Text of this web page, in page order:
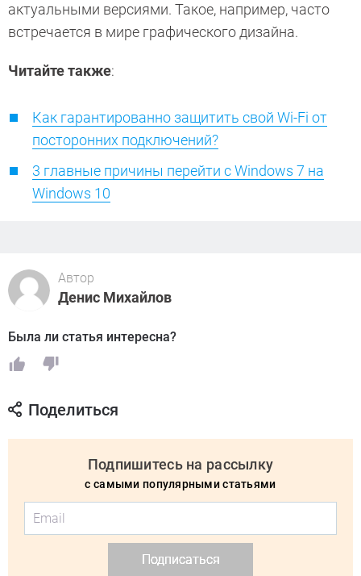
актуальными версиями. Такое, например, часто
встречается в мире графического дизайна.
Читайте также:
Как гарантированно защитить свой Wi-Fi от
посторонних подключений?
3 главные причины перейти с Windows 7 на
Windows 10
Автор
Денис Михайлов
Была ли статья интересна?
Поделиться
Подпишитесь на рассылку
с самыми популярными статьями
Подписаться